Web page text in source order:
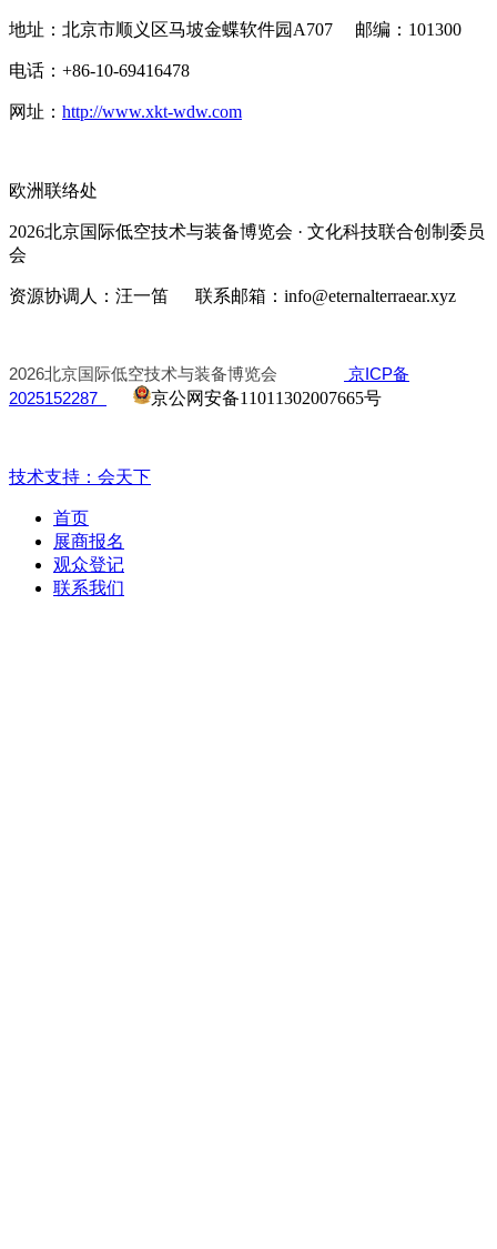
地址：北京市顺义区马坡金蝶软件园A707 邮编：101300
电话：+86-10-69416478
网址： http://www.xkt-wdw.com
欧洲联络处
2026北京国际低空技术与装备博览会 · 文化科技联合创制委员
会
资源协调人：汪一笛 联系邮箱：info@eternalterraear.xyz
2026北京国际低空技术与装备博览会
京ICP备
2025152287
京公网安备11011302007665号
技术支持：会天下
首页
展商报名
观众登记
联系我们